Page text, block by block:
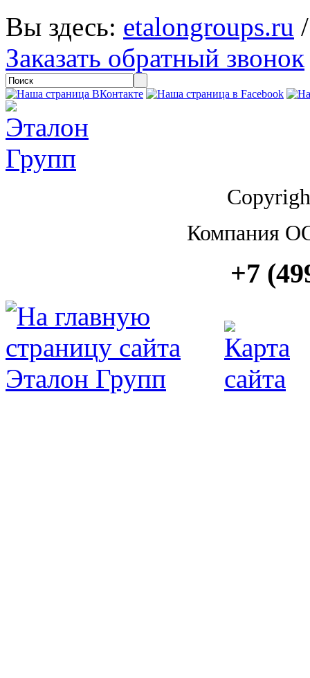
Вы здесь: etalongroups.ru
Заказать обратный звонок
Компания
+7